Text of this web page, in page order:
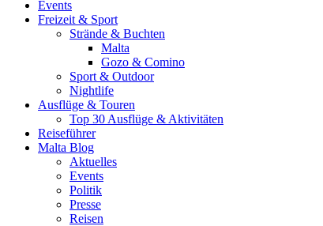
Events
Freizeit & Sport
Strände & Buchten
Malta
Gozo & Comino
Sport & Outdoor
Nightlife
Ausflüge & Touren
Top 30 Ausflüge & Aktivitäten
Reiseführer
Malta Blog
Aktuelles
Events
Politik
Presse
Reisen